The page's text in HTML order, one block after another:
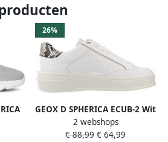
look
26%
GEOX D SPHERICA ECUB-2 Wit
2 webshops
€ 88,99 € 64,99